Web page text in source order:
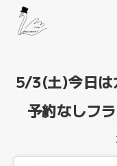
5/3(土)今日は
予約なしフ